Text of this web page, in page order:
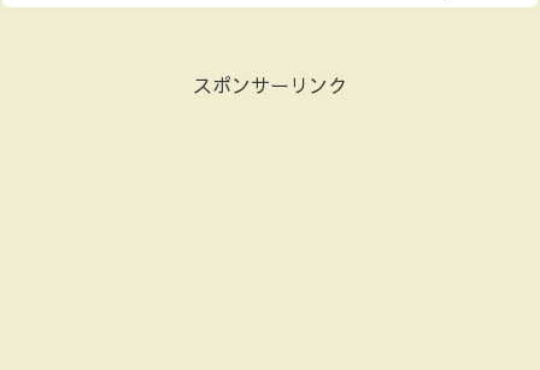
スポンサーリンク